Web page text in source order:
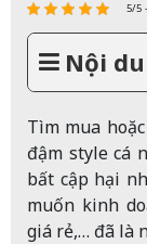
5/5
Nội
Tìm mua
đậm style cá
bất cập hại
muốn kinh
giá rẻ,… đã là